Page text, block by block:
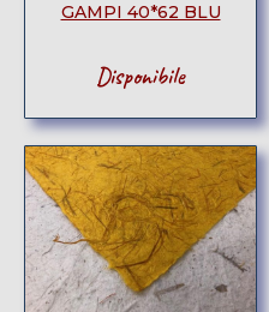
GAMPI 40*62 BLU
Disponibile